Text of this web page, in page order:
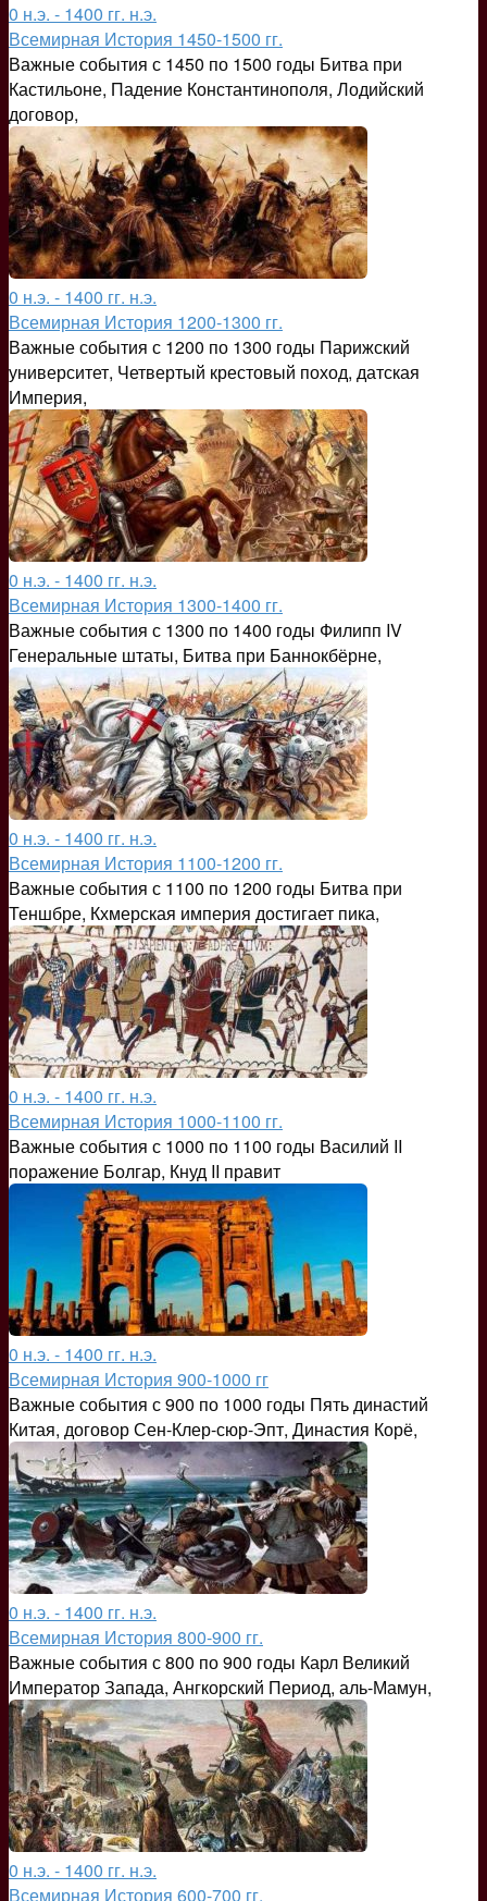
0 н.э. - 1400 гг. н.э.
Всемирная История 1450-1500 гг.
Важные события с 1450 по 1500 годы Битва при
Кастильоне, Падение Константинополя, Лодийский
договор,
0 н.э. - 1400 гг. н.э.
Всемирная История 1200-1300 гг.
Важные события с 1200 по 1300 годы Парижский
университет, Четвертый крестовый поход, датская
Империя,
0 н.э. - 1400 гг. н.э.
Всемирная История 1300-1400 гг.
Важные события с 1300 по 1400 годы Филипп IV
Генеральные штаты, Битва при Баннокбёрне,
0 н.э. - 1400 гг. н.э.
Всемирная История 1100-1200 гг.
Важные события с 1100 по 1200 годы Битва при
Теншбре, Кхмерская империя достигает пика,
0 н.э. - 1400 гг. н.э.
Всемирная История 1000-1100 гг.
Важные события с 1000 по 1100 годы Василий II
поражение Болгар, Кнуд II правит
0 н.э. - 1400 гг. н.э.
Всемирная История 900-1000 гг
Важные события с 900 по 1000 годы Пять династий
Китая, договор Сен-Клер-сюр-Эпт, Династия Корё,
0 н.э. - 1400 гг. н.э.
Всемирная История 800-900 гг.
Важные события с 800 по 900 годы Карл Великий
Император Запада, Ангкорский Период, аль-Мамун,
0 н.э. - 1400 гг. н.э.
Всемирная История 600-700 гг.